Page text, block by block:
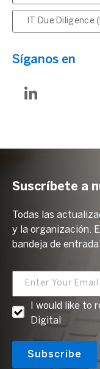
IT Due Diligence
Síganos en
Suscríbete a
Todas las
y la organización.
bandeja de entrada.
I would like to
Digital